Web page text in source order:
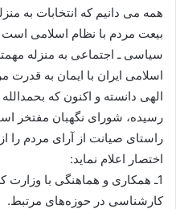
همه می دانیم که انتخابات به
بیعت مردم با نظام اسلامی
سیاسی ـ اجتماعی به منزله
اسلامی ایران با ایمان به قدرت
الهی دانسته و اکنون که
رسیده، شورای نگهبان مفتخر
اختصار اعلام نماید:
1ـ همکاری و هماهنگی با
کارشناسی در حوزه‌های مرتبط.